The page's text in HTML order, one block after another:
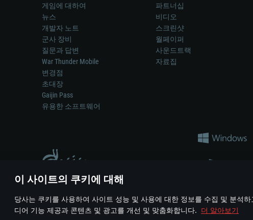
이 사이트의 쿠키에 대해
당사는 쿠키를 사용하여 사이트 성능 및 사용에 대한 정보를 수집 및 분석하
디어 기능 제공과 콘텐츠 및 광고를 개선 및 맞춤화합니다. 더 알아보기
게임에 대하여
뉴스
개발자 노트
군사 장비
질문과 답변
War Thunder Mobile
변경점
초대장
Gaijin Pass
유용한 소프트웨어
파트너십
비디오
스크린샷
월페이퍼
사운드트랙
자료집
게임 에서 어떠한 현실의 무기나 차량을 묘사하는 것은 무기 개발
© 2011—2026 Gaijin Games Kft. All trademarks, logos and brand names
이용 약관 이용 약관